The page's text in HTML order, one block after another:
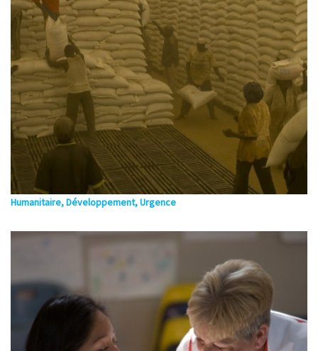
Humanitaire, Développement, Urgence